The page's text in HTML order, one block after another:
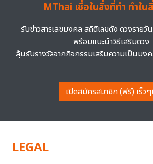
MThai เชื่อในสิ่งที่ทำ ทำใน
รับข่าวสารเลขมงคล สถิติเลขดัง ดวงรายวั
พร้อมแนะนำวิธีเสริมดวง
ลุ้นรับรางวัลจากกิจกรรมเสริมความเป็นมง
เปิดสมัครสมาชิก (ฟรี) เร็ว
LEGAL